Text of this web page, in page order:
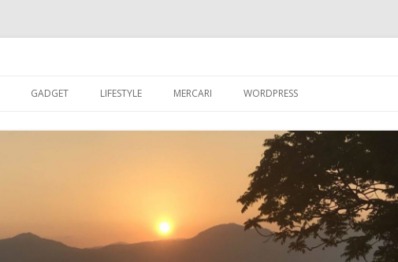
ン
へ
GADGET LIFESTYLE MERCARI WORDPRESS
グを始める
【WORDPRESS】超初心者（自分）
が入れたプラグイン
【WORDPRESS】カテゴリーの横に
記事数を表示させる